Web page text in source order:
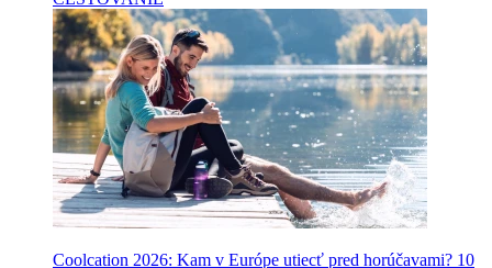
Coolcation 2026: Kam v Európe utiecť pred horúčavami? 10